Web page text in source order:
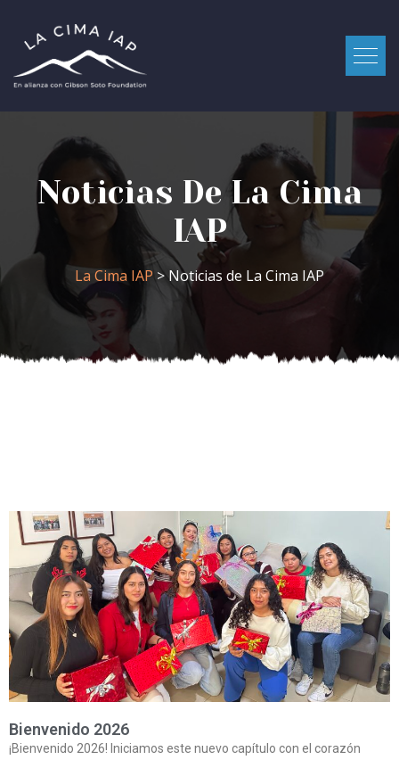
Noticias De La Cima
IAP
La Cima IAP > Noticias de La Cima IAP
Bienvenido 2026
¡Bienvenido 2026! Iniciamos este nuevo capítulo con el corazón